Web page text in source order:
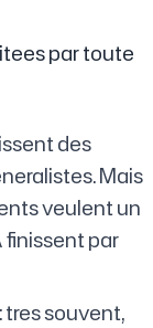
par toute
des
Mais
veulent un
par
: tres souvent,